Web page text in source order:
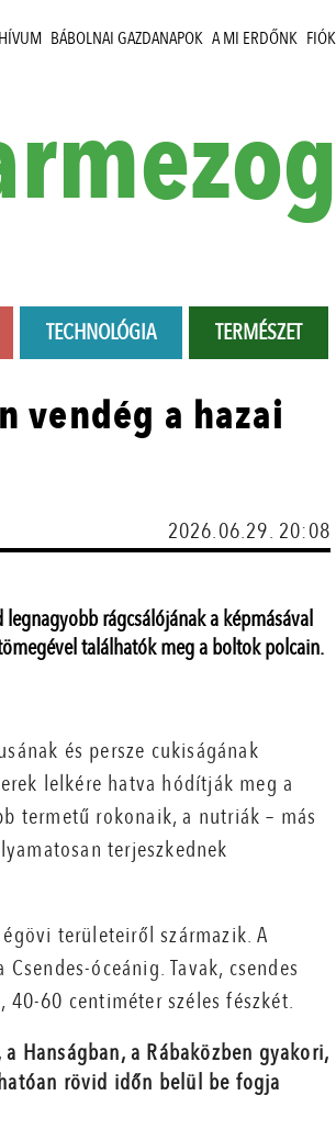
BÁBOLNAI GAZDANAPOK A MI ERDŐNK
TECHNOLÓGIA TERMÉSZET
vendég a hazai
2026.06.29. 20:08
rágcsálójának a képmásával
találhatók meg a boltok polcain.
és persze cukiságának
lelkére hatva hódítják meg a
termetű rokonaik, a nutriák – más
terjeszkednek
területeiről származik. A
óceánig. Tavak, csendes
60 centiméter széles fészkét.
Hanságban, a Rábaközben gyakori,
rövid időn belül be fogja